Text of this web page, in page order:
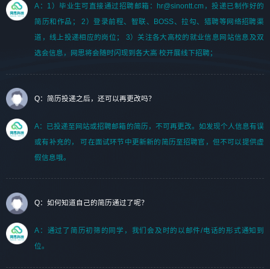
A：1）毕业生可直接通过招聘邮箱：hr@sinontt.cm，投递已制作好的
简历和作品； 2）登录前程、智联、BOSS、拉勾、猎聘等网络招聘渠
道，线上投递相应的岗位； 3）关注各大高校的就业信息网站信息及双
选会信息，网思将会随时闪现到各大高 校开展线下招聘；
Q：简历投递之后，还可以再更改吗？
A：已投递至网站或招聘邮箱的简历，不可再更改。如发现个人信息有误
或有补充的， 可在面试环节中更新新的简历至招聘官，但不可以提供虚
假信息哦。
Q：如何知道自己的简历通过了呢？
A：通过了简历初筛的同学，我们会及时的以邮件/电话的形式通知到
位。